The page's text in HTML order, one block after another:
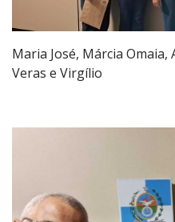
Maria José, Márcia Omaia,
Veras e Virgílio